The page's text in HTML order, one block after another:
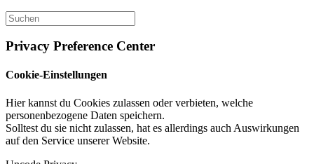
Privacy Preference Center
Cookie-Einstellungen
Hier kannst du Cookies zulassen oder verbieten, welche
personenbezogene Daten speichern.
Solltest du sie nicht zulassen, hat es allerdings auch Auswirkungen
auf den Service unserer Website.